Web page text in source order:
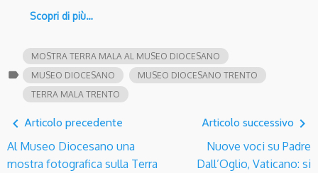
Scopri di più…
label
MOSTRA TERRA MALA AL MUSEO DIOCESANO
MUSEO DIOCESANO
MUSEO DIOCESANO TRENTO
TERRA MALA TRENTO
navigate_before Articolo precedente
Al Museo Diocesano una
mostra fotografica sulla Terra
Articolo successivo navigate_next
Nuove voci su Padre
Dall’Oglio, Vaticano: si